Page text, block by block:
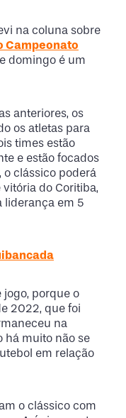
na coluna sobre
Campeonato
domingo é um
anteriores, os
os atletas para
times estão
e estão focados
clássico poderá
do Coritiba,
liderança em 5
porque o
2022, que foi
na
há muito não se
em relação
o clássico com